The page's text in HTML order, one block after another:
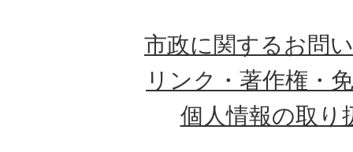
市政に関するお問
リンク・著作権・
個人情報の取り